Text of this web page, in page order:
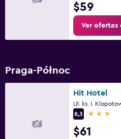
$59
Ver ofertas
Praga-Północ
Hit Hotel
8,3
3 estrellas
$61